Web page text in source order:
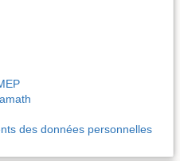
des données personnelles